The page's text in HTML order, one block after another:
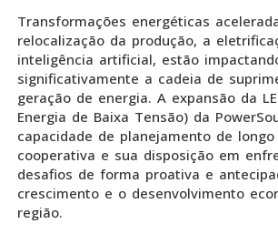
Transformações energéticas
relocalização da produção, a
inteligência artificial, estão
significativamente a cadeia de
geração de energia. A expansão da
Energia de Baixa Tensão) da
capacidade de planejamento de
cooperativa e sua disposição em
desafios de forma proativa e
crescimento e o desenvolvimento
região.